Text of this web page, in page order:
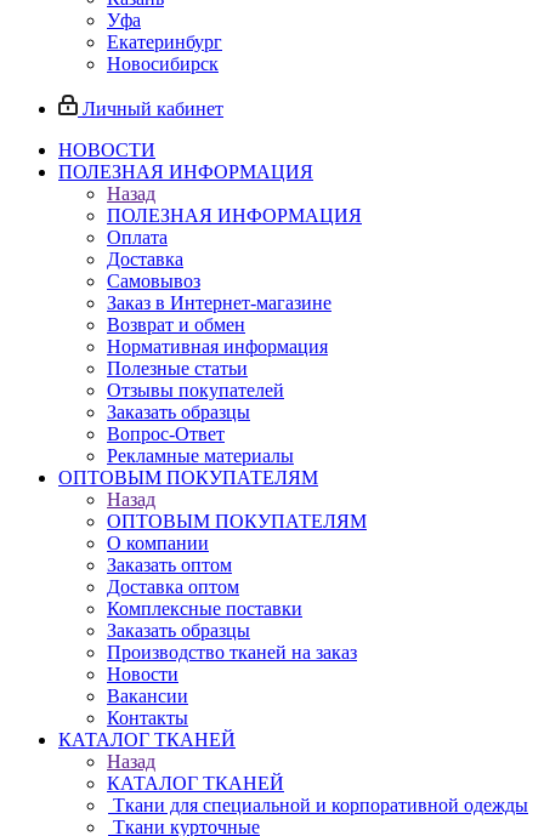
Уфа
Екатеринбург
Новосибирск
Личный кабинет
НОВОСТИ
ПОЛЕЗНАЯ ИНФОРМАЦИЯ
Назад
ПОЛЕЗНАЯ ИНФОРМАЦИЯ
Оплата
Доставка
Самовывоз
Заказ в Интернет-магазине
Возврат и обмен
Нормативная информация
Полезные статьи
Отзывы покупателей
Заказать образцы
Вопрос-Ответ
Рекламные материалы
ОПТОВЫМ ПОКУПАТЕЛЯМ
Назад
ОПТОВЫМ ПОКУПАТЕЛЯМ
О компании
Заказать оптом
Доставка оптом
Комплексные поставки
Заказать образцы
Производство тканей на заказ
Новости
Вакансии
Контакты
КАТАЛОГ ТКАНЕЙ
Назад
КАТАЛОГ ТКАНЕЙ
Ткани для специальной и корпоративной одежды
Ткани курточные